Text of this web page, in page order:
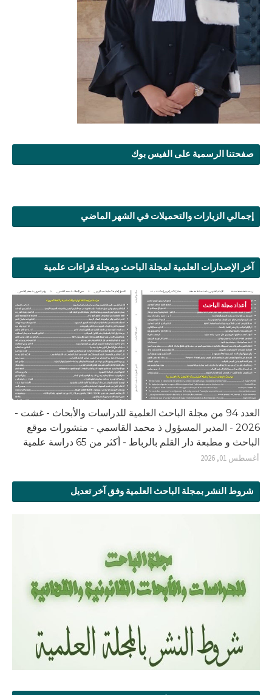
صفحتنا الرسمية على الفيس بوك
إجمالي الزيارات والتحميلات في الشهر الماضي
آخر الإصدارات العلمية لمجلة الباحث ومجلة قراءات علمية
أعداد مجلة الباحث
العدد 94 من مجلة الباحث العلمية للدراسات والأبحاث - غشت -
2026 - المدير المسؤول ذ محمد القاسمي - منشورات موقع
الباحث و مطبعة دار القلم بالرباط - أكثر من 65 دراسة علمية
أغسطس 01, 2026
شروط النشر بمجلة الباحث العلمية وفق آخر تعديل